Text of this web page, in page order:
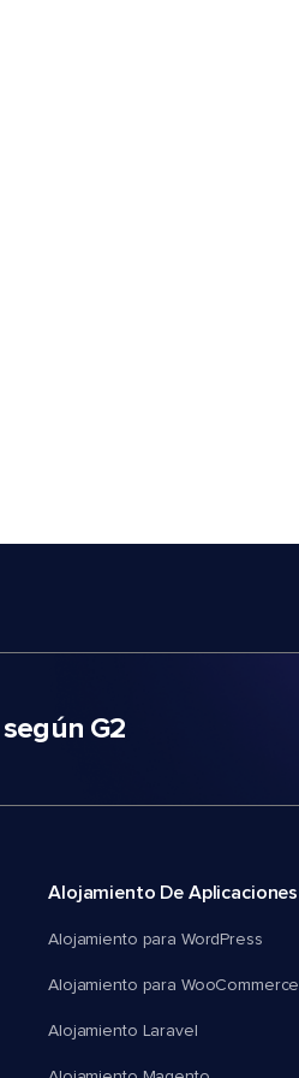
G2
Alojamiento De Aplicaciones
Alojamiento para WordPress
Alojamiento para WooCommerce
Alojamiento Laravel